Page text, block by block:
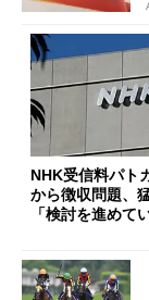
NHK受信料パト
から徴収問題、
「検討を進めて